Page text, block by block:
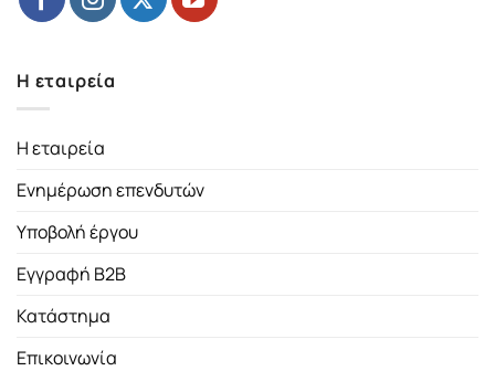
Η εταιρεία
Η εταιρεία
Ενημέρωση επενδυτών
Υποβολή έργου
Εγγραφή B2B
Κατάστημα
Επικοινωνία